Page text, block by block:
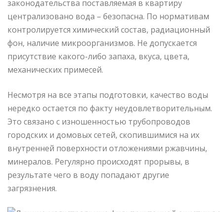
законодательства поставляемая в квартиру
централизовано вода – безопасна. По нормативам
контролируется химический состав, радиационный
фон, наличие микроорганизмов. Не допускается
присутствие какого-либо запаха, вкуса, цвета,
механических примесей.
Несмотря на все этапы подготовки, качество воды
нередко остается по факту неудовлетворительным.
Это связано с изношенностью трубопроводов
городских и домовых сетей, скопившимися на их
внутренней поверхности отложениями ржавчины,
минералов. Регулярно происходят прорывы, в
результате чего в воду попадают другие
загрязнения.